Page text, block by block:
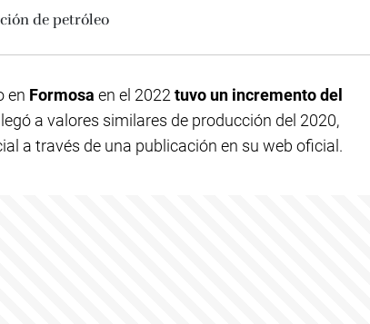
en Formosa en el 2022 tuvo un incremento del
a valores similares de producción del 2020,
a través de una publicación en su web oficial.